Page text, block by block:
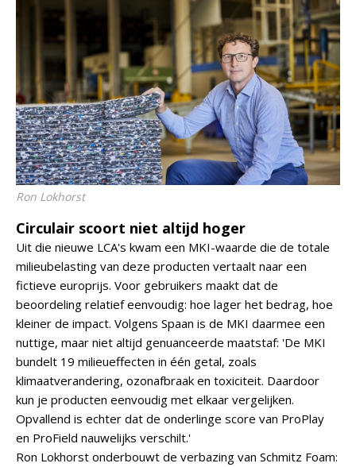
Ron Lokhorst
Circulair scoort niet altijd hoger
Uit die nieuwe LCA's kwam een MKI-waarde die de totale
milieubelasting van deze producten vertaalt naar een
fictieve europrijs. Voor gebruikers maakt dat de
beoordeling relatief eenvoudig: hoe lager het bedrag, hoe
kleiner de impact. Volgens Spaan is de MKI daarmee een
nuttige, maar niet altijd genuanceerde maatstaf: 'De MKI
bundelt 19 milieueffecten in één getal, zoals
klimaatverandering, ozonafbraak en toxiciteit. Daardoor
kun je producten eenvoudig met elkaar vergelijken.
Opvallend is echter dat de onderlinge score van ProPlay
en ProField nauwelijks verschilt.'
Ron Lokhorst onderbouwt de verbazing van Schmitz Foam: